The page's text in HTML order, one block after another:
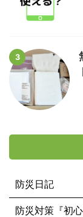
3
防災日記
防災対策『初心